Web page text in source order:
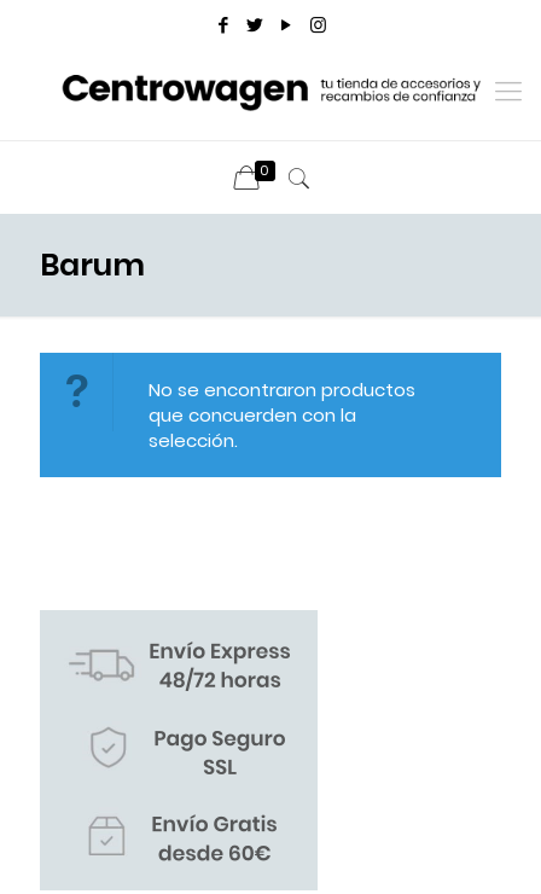
0
Barum
No se encontraron productos
que concuerden con la
selección.